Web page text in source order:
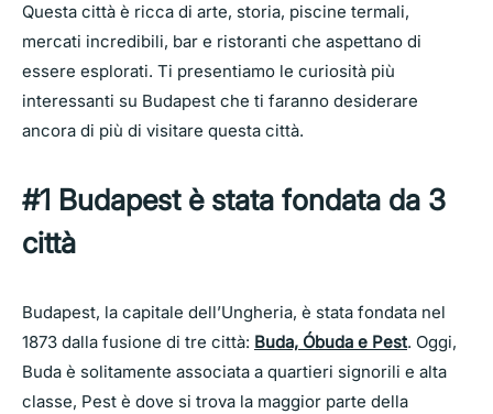
Questa città è ricca di arte, storia, piscine termali,
mercati incredibili, bar e ristoranti che aspettano di
essere esplorati. Ti presentiamo le curiosità più
interessanti su Budapest che ti faranno desiderare
ancora di più di visitare questa città.
#1 Budapest è stata fondata da 3
città
Budapest, la capitale dell’Ungheria, è stata fondata nel
1873 dalla fusione di tre città: Buda, Óbuda e Pest. Oggi,
Buda è solitamente associata a quartieri signorili e alta
classe, Pest è dove si trova la maggior parte della